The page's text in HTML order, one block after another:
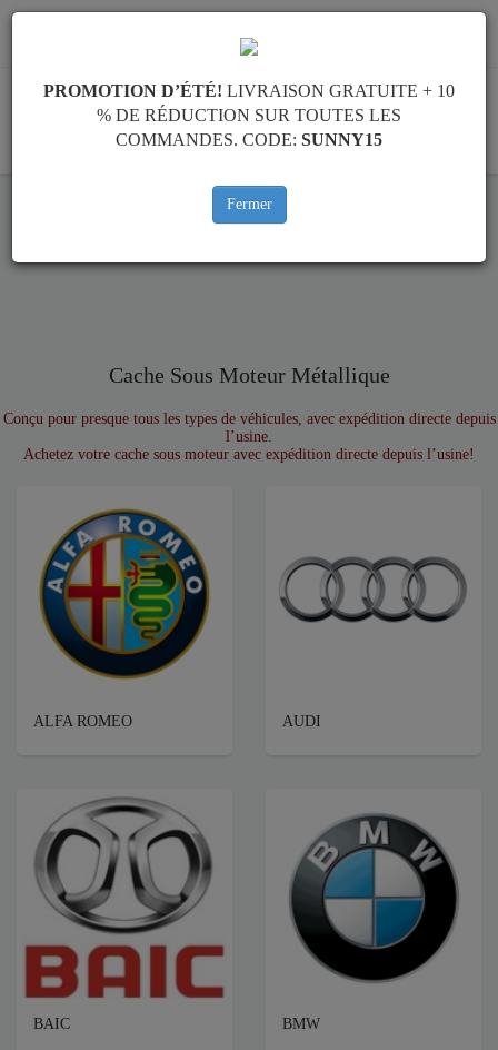
info@cachesousmoteur.fr
Cache Sous Moteur Métallique
Conçu pour presque tous les types de véhicules, avec expédition directe depuis
l’usine.
Achetez votre cache sous moteur avec expédition directe depuis l’usine!
ALFA ROMEO AUDI
BAIC BMW
PROMOTION D’ÉTÉ! LIVRAISON GRATUITE + 10
% DE RÉDUCTION SUR TOUTES LES
COMMANDES. CODE: SUNNY15
Fermer